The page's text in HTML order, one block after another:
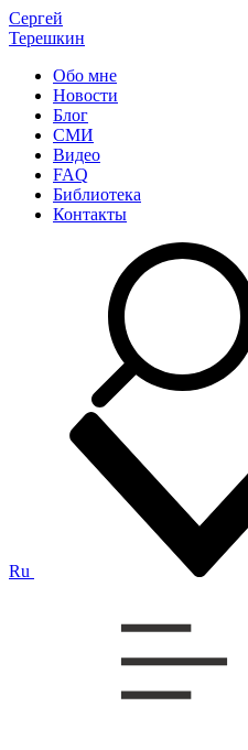
Сергей
Терешкин
Обо мне
Новости
Блог
СМИ
Видео
FAQ
Библиотека
Контакты
Ru